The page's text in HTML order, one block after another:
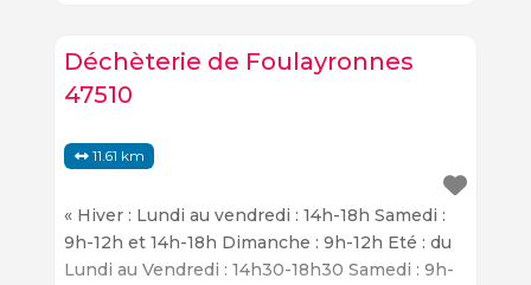
de plein air sont nombreuses et variées. Les
Déchèterie de Foulayronnes
47510
11.61 km
« Hiver : Lundi au vendredi : 14h-18h Samedi :
9h-12h et 14h-18h Dimanche : 9h-12h Eté : du
Lundi au Vendredi : 14h30-18h30 Samedi : 9h-